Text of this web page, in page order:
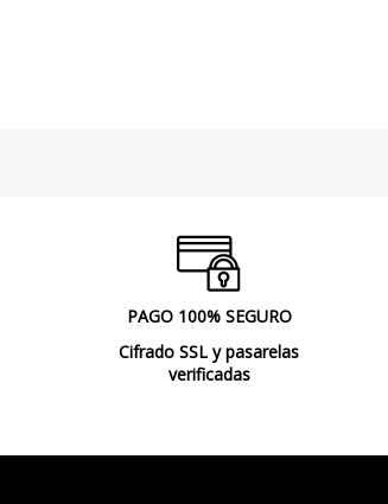
PAGO 100% SEGURO
Cifrado SSL y pasarelas
verificadas